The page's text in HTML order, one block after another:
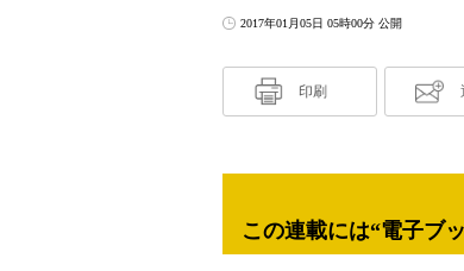
2017年01月05日 05時00分 公開
印刷
この連載には“電子ブ